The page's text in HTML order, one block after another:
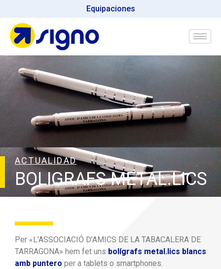
Equipaciones
ACTUALIDAD
BOLIGRAFS METAL.LICS
Per «L’ASSOCIACIÓ D’AMICS DE LA TABACALERA DE
TARRAGONA» hem fet uns bolígrafs metal.lics blancs
amb puntero per a tablets o smartphones.